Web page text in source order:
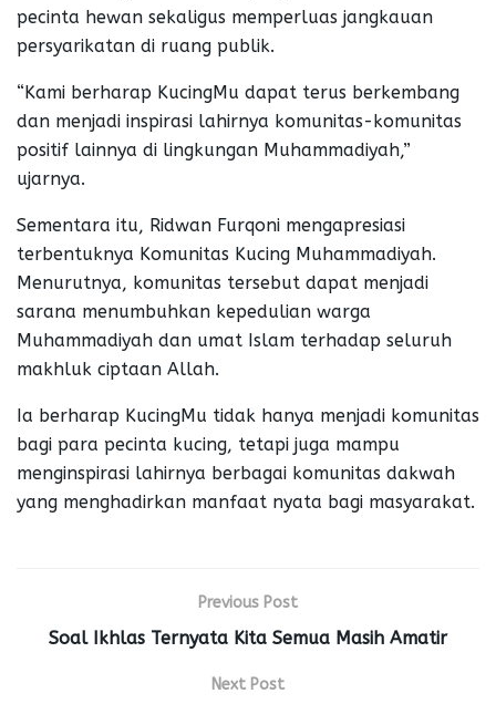
pecinta hewan sekaligus memperluas jangkauan
persyarikatan di ruang publik.
“Kami berharap KucingMu dapat terus berkembang
dan menjadi inspirasi lahirnya komunitas-komunitas
positif lainnya di lingkungan Muhammadiyah,”
ujarnya.
Sementara itu, Ridwan Furqoni mengapresiasi
terbentuknya Komunitas Kucing Muhammadiyah.
Menurutnya, komunitas tersebut dapat menjadi
sarana menumbuhkan kepedulian warga
Muhammadiyah dan umat Islam terhadap seluruh
makhluk ciptaan Allah.
Ia berharap KucingMu tidak hanya menjadi komunitas
bagi para pecinta kucing, tetapi juga mampu
menginspirasi lahirnya berbagai komunitas dakwah
yang menghadirkan manfaat nyata bagi masyarakat.
Previous Post
Soal Ikhlas Ternyata Kita Semua Masih Amatir
Next Post